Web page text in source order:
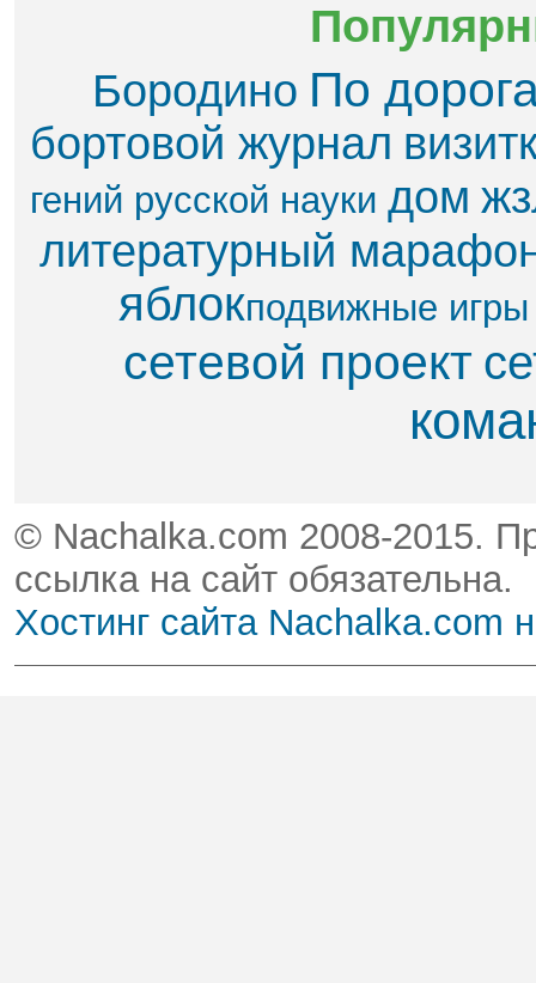
Бородино По
бортовой журнал
гений русской науки дом
литературный
яблок​подвижные игры
сетевой проект
© Nachalka.com 2008-2015.
ссылка на сайт обязательна.
Хостинг сайта Nachalka.com